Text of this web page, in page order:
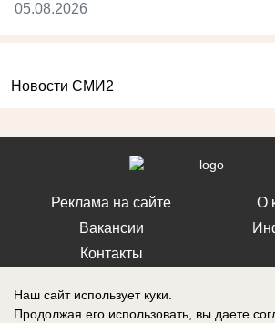
05.08.2026
Новости СМИ2
Реклама на сайте
Вакансии
Контакты
О
Наш сайт использует куки.
Продолжая его использовать, вы даете